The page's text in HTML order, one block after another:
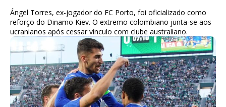
Ángel Torres, ex-jogador do FC Porto, foi oficializado como
reforço do Dinamo Kiev. O extremo colombiano junta-se aos
ucranianos após cessar vínculo com clube australiano.